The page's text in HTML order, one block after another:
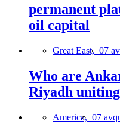
permanent
oil capital
Great East, 07
Who are
Riyadh
America, 07